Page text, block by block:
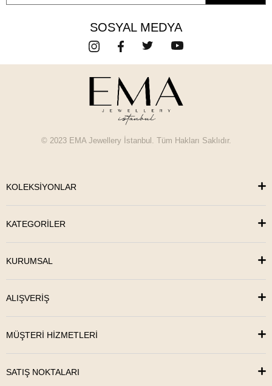
SOSYAL MEDYA
© 2023 EMA Jewellery İstanbul. Tüm Hakları Saklıdır.
KOLEKSİYONLAR
KATEGORİLER
KURUMSAL
ALIŞVERİŞ
MÜŞTERİ HİZMETLERİ
SATIŞ NOKTALARI